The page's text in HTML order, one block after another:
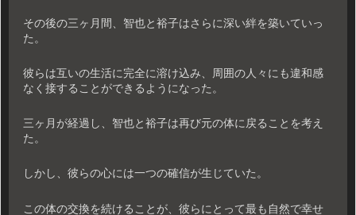
その後の三ヶ月間、智也と裕子はさらに深い絆を築いていっ
た。
彼らは互いの生活に完全に溶け込み、周囲の人々にも違和感
なく接することができるようになった。
三ヶ月が経過し、智也と裕子は再び元の体に戻ることを考え
た。
しかし、彼らの心には一つの確信が生じていた。
この体の交換を続けることが、彼らにとって最も自然で幸せ